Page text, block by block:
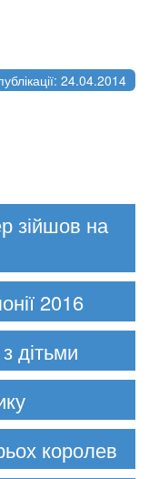
24.04.2014
зійшов на
2016
дітьми
королев